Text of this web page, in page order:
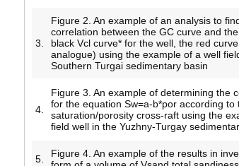
3.
Figure 2. An example of an analysis to
correlation between the GC curve and
black Vcl curve* for the well, the red
analogue) using the example of a well
Southern Turgai sedimentary basin
4.
Figure 3. An example of determining the
for the equation Sw=a-b*por according to
saturation/porosity cross-raft using the
field well in the Yuzhny-Turgay
5.
Figure 4. An example of the results in